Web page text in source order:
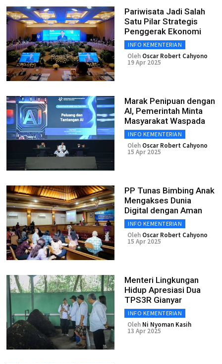
Pariwisata Jadi Salah
Satu Pilar Strategis
Penggerak Ekonomi
INFO KEMENTERIAN
Oleh Oscar Robert Cahyono
19 Apr 2025
Marak Penipuan dengan
AI, Pemerintah Minta
Masyarakat Waspada
INFO KEMENTERIAN
Oleh Oscar Robert Cahyono
15 Apr 2025
PP Tunas Bimbing Anak
Mengakses Dunia
Digital dengan Aman
INFO KEMENTERIAN
Oleh Oscar Robert Cahyono
15 Apr 2025
Menteri Lingkungan
Hidup Apresiasi Dua
TPS3R Gianyar
INFO KEMENTERIAN
Oleh Ni Nyoman Kasih
13 Apr 2025